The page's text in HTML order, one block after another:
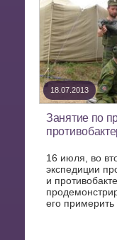
18.07.2013
Занятие по
16 июля, во
экспедиции
и
его примерить